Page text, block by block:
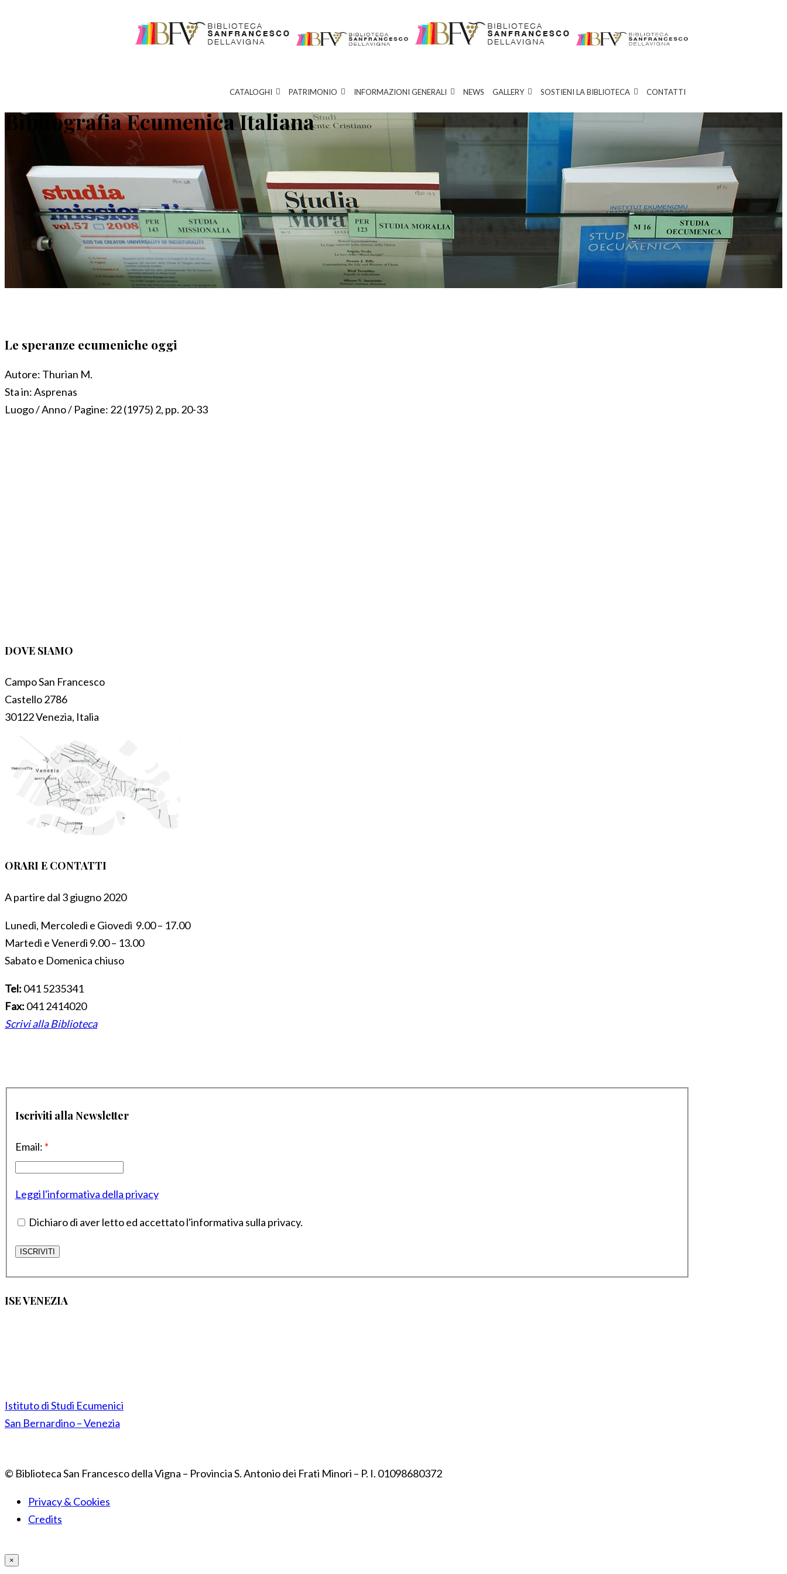
CATALOGHI PATRIMONIO INFORMAZIONI GENERALI NEWS GALLERY SOSTIENI LA BIBLIOTECA CONTATTI
Bibliografia Ecumenica Italiana
Le speranze ecumeniche oggi
Autore: Thurian M.
Sta in:Asprenas
Luogo / Anno / Pagine: 22 (1975) 2, pp. 20-33
DOVE SIAMO
Campo San Francesco
Castello 2786
30122 Venezia, Italia
ORARI E CONTATTI
A partire dal 3 giugno 2020
Lunedì, Mercoledì e Giovedì 9.00 – 17.00
Martedì e Venerdì 9.00 – 13.00
Sabato e Domenica chiuso
Tel: 041 5235341
Fax: 041 2414020
Scrivi alla Biblioteca
Iscriviti alla Newsletter
Email: *
Leggi l'informativa della privacy
Dichiaro di aver letto ed accettato l'informativa sulla privacy.
ISE VENEZIA
Istituto di Studi Ecumenici
San Bernardino – Venezia
© Biblioteca San Francesco della Vigna – Provincia S. Antonio dei Frati Minori – P. I. 01098680372
Privacy & Cookies
Credits
×